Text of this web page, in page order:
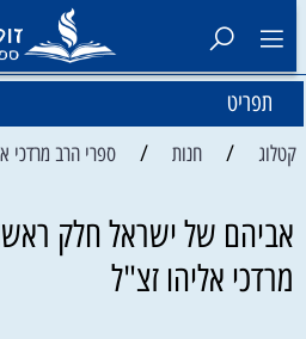
תפריט
קטלוג / חנות / ספרי הרב מרדכי
אביהם של ישראל חלק
מרדכי אליהו זצ"ל